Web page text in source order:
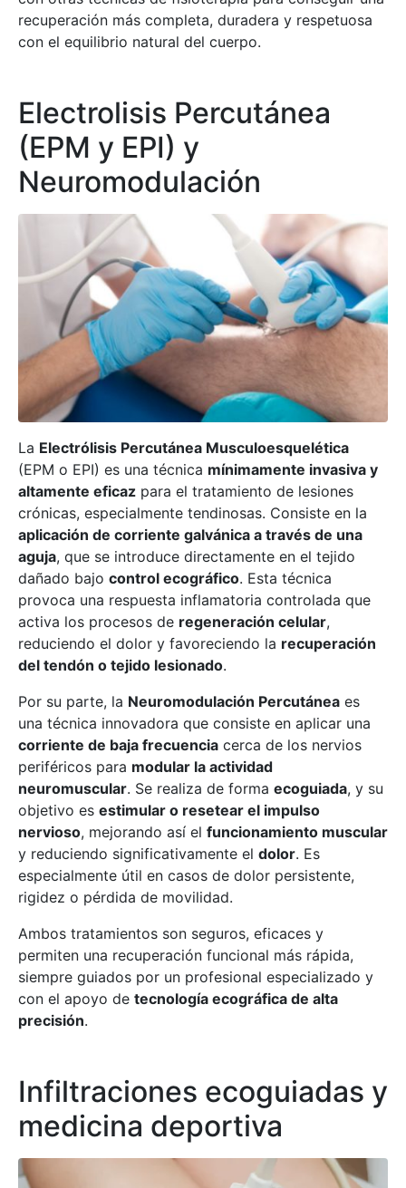
recuperación más completa, duradera y respetuosa
con el equilibrio natural del cuerpo.
Electrolisis Percutánea
(EPM y EPI) y
Neuromodulación
La Electrólisis Percutánea Musculoesquelética
(EPM o EPI) es una técnica mínimamente invasiva y
altamente eficaz para el tratamiento de lesiones
crónicas, especialmente tendinosas. Consiste en la
aplicación de corriente galvánica a través de una
aguja, que se introduce directamente en el tejido
dañado bajo control ecográfico. Esta técnica
provoca una respuesta inflamatoria controlada que
activa los procesos de regeneración celular,
reduciendo el dolor y favoreciendo la recuperación
del tendón o tejido lesionado.
Por su parte, la Neuromodulación Percutánea es
una técnica innovadora que consiste en aplicar una
corriente de baja frecuencia cerca de los nervios
periféricos para modular la actividad
neuromuscular. Se realiza de forma ecoguiada, y su
objetivo es estimular o resetear el impulso
nervioso, mejorando así el funcionamiento muscular
y reduciendo significativamente el dolor. Es
especialmente útil en casos de dolor persistente,
rigidez o pérdida de movilidad.
Ambos tratamientos son seguros, eficaces y
permiten una recuperación funcional más rápida,
siempre guiados por un profesional especializado y
con el apoyo de tecnología ecográfica de alta
precisión.
Infiltraciones ecoguiadas y
medicina deportiva